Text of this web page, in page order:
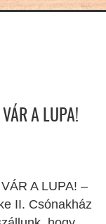
A LUPA!
A LUPA! –
II. Csónakház